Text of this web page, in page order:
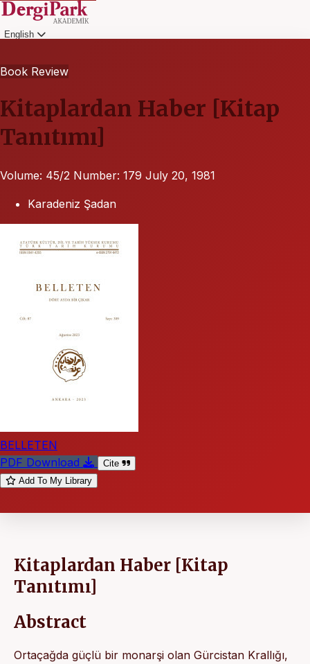
English
Book Review
Kitaplardan Haber [Kitap
Tanıtımı]
Volume: 45/2 Number: 179 July 20, 1981
Karadeniz Şadan
BELLETEN
PDF Download
Cite
Add To My Library
Kitaplardan Haber [Kitap
Tanıtımı]
Abstract
Ortaçağda güçlü bir monarşi olan Gürcistan Krallığı,